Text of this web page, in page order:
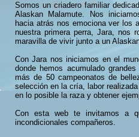
Somos un criadero familiar
Alaskan Malamute. Nos
hacia atrás nos emociona ver los
nuestra primera perra, Jara, nos
maravilla de vivir junto a un
Con Jara nos iniciamos en el
donde hemos acumulado
más de 50 campeonatos de
selección en la cría, labor
en lo posible la raza y obtener
Con esta web te invitamos a
incondicionales compañeros.